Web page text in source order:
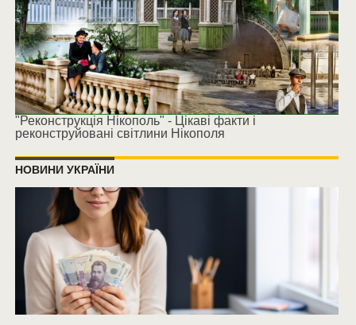
"Реконструкція Нікополь" - Цікаві факти і
реконструйовані світлини Нікополя
НОВИНИ УКРАЇНИ